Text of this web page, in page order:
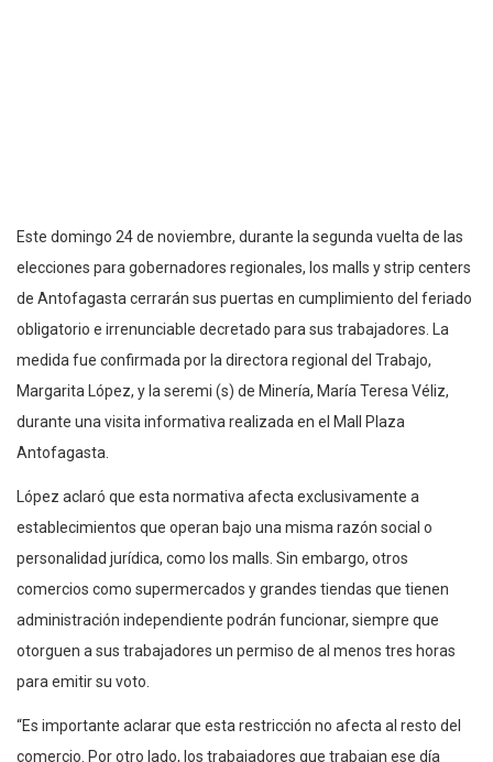
Este domingo 24 de noviembre, durante la segunda vuelta de las
elecciones para gobernadores regionales, los malls y strip centers
de Antofagasta cerrarán sus puertas en cumplimiento del feriado
obligatorio e irrenunciable decretado para sus trabajadores. La
medida fue confirmada por la directora regional del Trabajo,
Margarita López, y la seremi (s) de Minería, María Teresa Véliz,
durante una visita informativa realizada en el Mall Plaza
Antofagasta.
López aclaró que esta normativa afecta exclusivamente a
establecimientos que operan bajo una misma razón social o
personalidad jurídica, como los malls. Sin embargo, otros
comercios como supermercados y grandes tiendas que tienen
administración independiente podrán funcionar, siempre que
otorguen a sus trabajadores un permiso de al menos tres horas
para emitir su voto.
“Es importante aclarar que esta restricción no afecta al resto del
comercio. Por otro lado, los trabajadores que trabajan ese día